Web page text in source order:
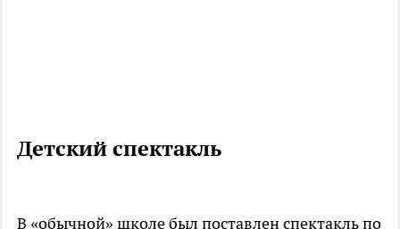
Детский спектакль
В «обычной» школе был поставлен спектакль по